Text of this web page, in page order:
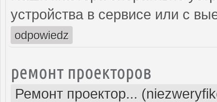
устройства в сервисе или с
odpowiedz
ремонт проекторов
Ремонт проектор...